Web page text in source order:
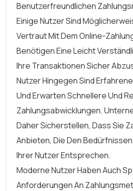
Benutzerfreundlichen
Einige Nutzer Sind
Vertraut Mit Dem Online-
Benötigen Eine Leicht
Ihre Transaktionen Sicher
Nutzer Hingegen Sind
Und Erwarten Schnellere Und
Zahlungsabwicklungen.
Daher Sicherstellen, Dass Sie
Anbieten, Die Den
Ihrer Nutzer Entsprechen.
Moderne Nutzer Haben Auch
Anforderungen An